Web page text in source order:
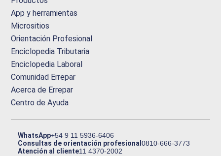
App y herramientas
Micrositios
Orientación Profesional
Enciclopedia Tributaria
Enciclopedia Laboral
Comunidad Errepar
Acerca de Errepar
Centro de Ayuda
WhatsApp+54 9 11 5936-6406
Consultas de orientación profesional0810-666-3773
Atención al cliente11 4370-2002